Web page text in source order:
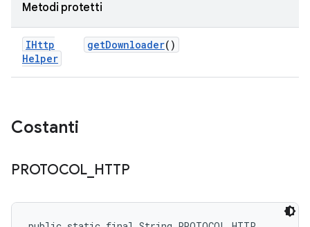
Metodi protetti
IHttp
Helper
getDownloader()
Costanti
PROTOCOL HTTP